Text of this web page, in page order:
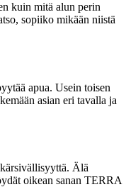
kuin mitä alun perin
sopiiko mikään niistä
apua. Usein toisen
asian eri tavalla ja
Älä
oikean sanan TERRA